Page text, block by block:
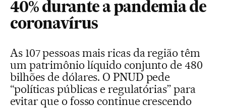
40% durante a pandemia de
coronavírus
As 107 pessoas mais ricas da região têm
um patrimônio líquido conjunto de 480
bilhões de dólares. O PNUD pede
“políticas públicas e regulatórias” para
evitar que o fosso continue crescendo